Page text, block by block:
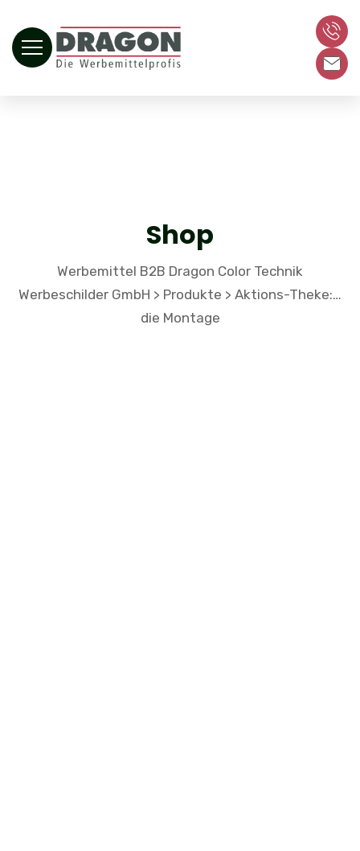
Shop
Werbemittel B2B Dragon Color Technik
Werbeschilder GmbH > Produkte > Aktions-Theke:…
die Montage